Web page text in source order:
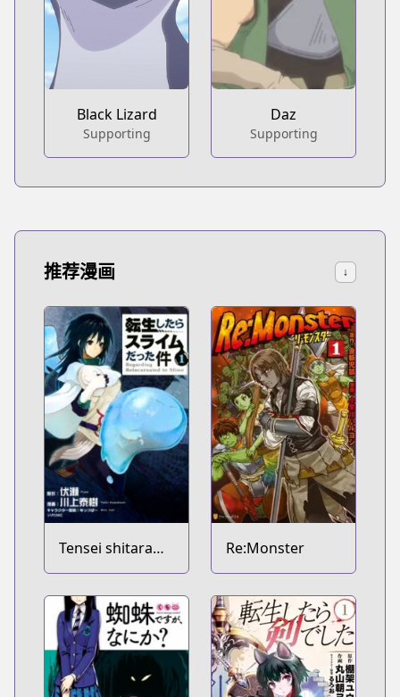
Black Lizard
Supporting
Daz
Supporting
推荐漫画 ↓
Tensei shitara
Slime Datta Ken
Re:Monster